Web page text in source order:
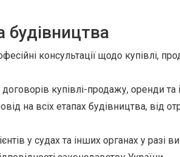
будівництва
консультації щодо купівлі,
купівлі-продажу, оренди та
на всіх етапах будівництва, від
у судах та інших органах у разі